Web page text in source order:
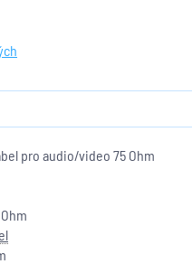
pro audio/video 75 Ohm